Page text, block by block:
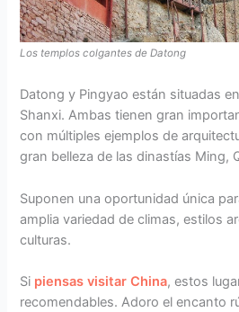
Los templos colgantes de Datong
Datong y Pingyao están situadas
Shanxi. Ambas tienen gran
con múltiples ejemplos de
gran belleza de las dinastías Ming,
Suponen una oportunidad única
amplia variedad de climas, estilos
culturas.
Si piensas visitar China, estos
recomendables. Adoro el encanto